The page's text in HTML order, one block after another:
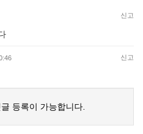
신고
신고
등록이 가능합니다.